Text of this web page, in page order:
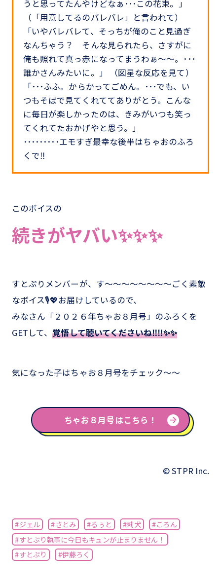
うと思ってたんやけどなぁ･･･この花束。」
（「用意してるのバレバレ」と言われて）
「いやバレバレて、そっちが俺のこと見過ぎ
なんちゃう？ そんな見られたら、さすがに
俺も照れて真っ赤になってまうわぁ～～。･･･
誰かさんみたいに。」 （図星な反応を見て）
「･･･ふふ。からかってごめん。･･･でも、い
つもそばで見てくれててありがとう。こんな
に毎日が楽しかったのは、きみがいつも笑っ
てくれてたおかげやと思う。」
･････････エモすぎ最幸な後半はちゃおのふろ
くで‼
このボイスの
続きがヤバい✨✨✨
すとぷりメンバーが、す～～～～～～～～ごく素敵
なボイス🎙💖お届けしているので、
みなさん「２０２６年ちゃお８月号」のふろくを
GETして、覚悟して聴いてくださいね‼‼✨✨
気になった子はちゃお８月号をチェック～～
ちゃお８月号はこちら！
©︎ STPR Inc.
#ジェル #さとみ #るぅと #莉犬
#ころん
#すとぷり執事に今日もキュンが止まりません！
#すとぷり
#伊藤ろく